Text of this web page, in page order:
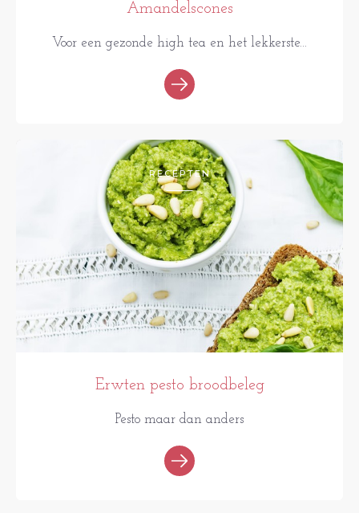
Amandelscones
Voor een gezonde high tea en het lekkerste...
RECEPTEN
Erwten pesto broodbeleg
Pesto maar dan anders